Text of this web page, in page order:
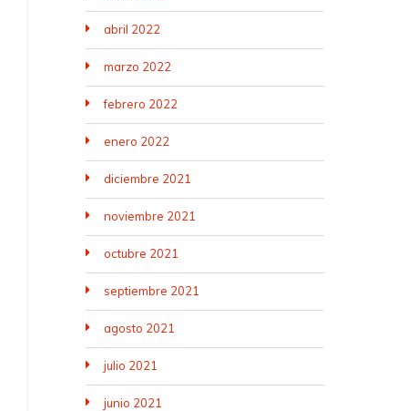
abril 2022
marzo 2022
febrero 2022
enero 2022
diciembre 2021
noviembre 2021
octubre 2021
septiembre 2021
agosto 2021
julio 2021
junio 2021